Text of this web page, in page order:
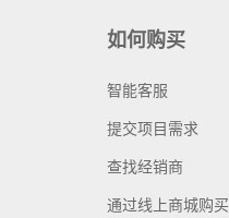
如何购买
智能客服
提交项目需求
查找经销商
通过线上商城购买